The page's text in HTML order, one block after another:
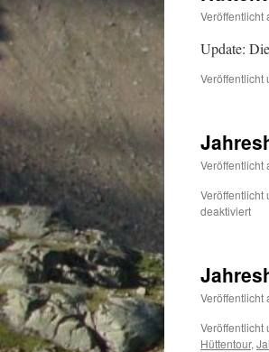
Veröffentlicht
Update:
Veröffentlicht
Veröffentlicht
Veröffentlicht
deaktiviertfür
im
SGV-
Veröffentlicht
Veröffentlicht
Hüttentour,